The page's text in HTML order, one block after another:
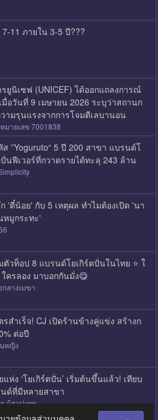
11 ภายใน 3-5 ปี???
รยูนิเซฟ (UNICEF) ได้ออกแถลงการณ์
มื่อวันที่ 9 เมษายน 2026 ระบุว่าสถานก
ามรุนแรงจากการโจมตีเลบานอน
มายเลข 7001838
ส ”Yoguruto“ 5 ปี 200 สาขา แบรนด์โ
ปั่นฟีเวอร์ที่กวาดรายได้ทะลุ 243 ล้าน
ก 'ตี๋น้อย' กับ 5 เหตุผล ทำไมต้องเปิด 'นา
หมูกระทะ'
ตัวท็อป 8 แบรนด์โยเกิร์ตปั่นในไทย ⭐️ ใ
ครลอง มาบอกกันมั่ง😋
กลางเมฆา
รสำเร็จ! CJ เปิดร้านข้างคู่แข่ง สร้างก
ต่อปี
หญิง
ห่ง ‘โยเกิร์ตปั่น’ เริ่มต้นขึ้นแล้ว! เทียบ
ด์ที่มีหลายสาขา
ผู้สาปเทพ